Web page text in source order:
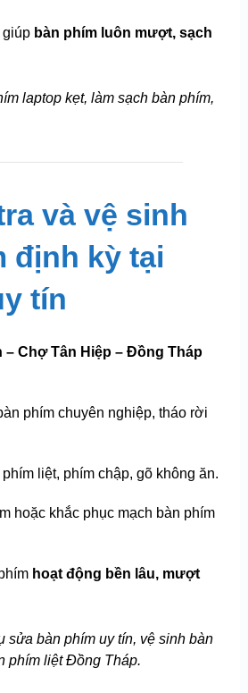
giúp bàn phím luôn mượt, sạch
laptop kẹt, làm sạch bàn phím,
và vệ sinh
định kỳ tại
tín
– Chợ Tân Hiệp – Đồng Tháp
phím chuyên nghiệp, tháo rời
liệt, phím chập, gõ không ăn.
hoặc khắc phục mạch bàn phím
hoạt động bền lâu, mượt
sửa bàn phím uy tín, vệ sinh bàn
phím liệt Đồng Tháp.